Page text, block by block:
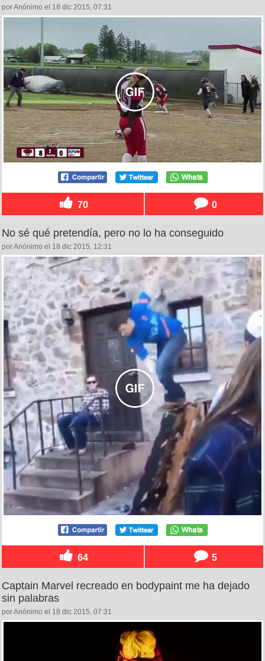
por Anónimo el 18 dic 2015, 07:31
70 0
No sé qué pretendía, pero no lo ha conseguido
por Anónimo el 18 dic 2015, 12:31
64 5
Captain Marvel recreado en bodypaint me ha dejado
sin palabras
por Anónimo el 18 dic 2015, 07:31